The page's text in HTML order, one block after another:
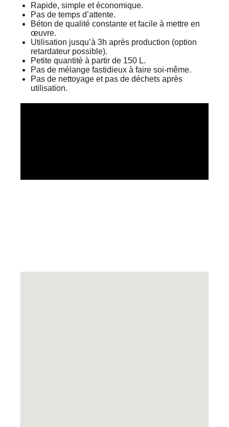
Rapide, simple et économique.
Pas de temps d’attente.
Béton de qualité constante et facile à mettre en
œuvre.
Utilisation jusqu’à 3h après production (option
retardateur possible).
Petite quantité à partir de 150 L.
Pas de mélange fastidieux à faire soi-même.
Pas de nettoyage et pas de déchets après
utilisation.